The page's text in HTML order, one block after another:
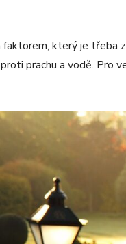
který je třeba
prachu a vodě.